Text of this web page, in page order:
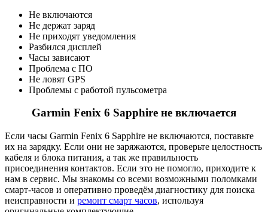
Не включаются
Не держат заряд
Не приходят уведомления
Разбился дисплей
Часы зависают
Проблема с ПО
Не ловят GPS
Проблемы с работой пульсометра
Garmin Fenix 6 Sapphire не включается
Если часы Garmin Fenix 6 Sapphire не включаются, поставьте
их на зарядку. Если они не заряжаются, проверьте целостность
кабеля и блока питания, а так же правильность
присоединения контактов. Если это не помогло, приходите к
нам в сервис. Мы знакомы со всеми возможными поломками
смарт-часов и оперативно проведём диагностику для поиска
неисправности и ремонт смарт часов, используя